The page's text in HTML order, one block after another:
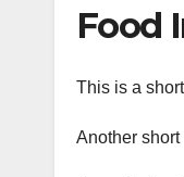
Food
This is a
Another